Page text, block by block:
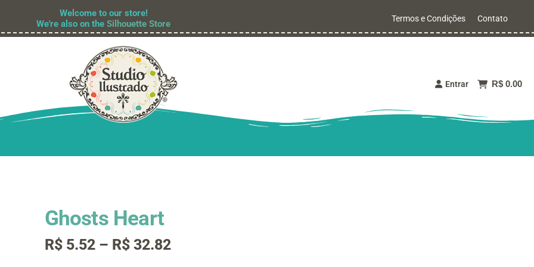
Welcome to our store!
We're also on theSilhouette Store Termos e Condições Contato
Entrar R$ 0.00
Ghosts Heart
R$5.52 – R$32.82Faixa